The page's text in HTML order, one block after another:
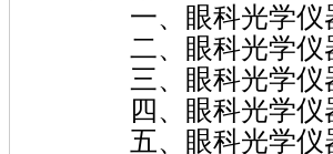
一、眼科光学仪器
二、眼科光学仪器
三、眼科光学仪器
四、眼科光学仪器
五、眼科光学仪器